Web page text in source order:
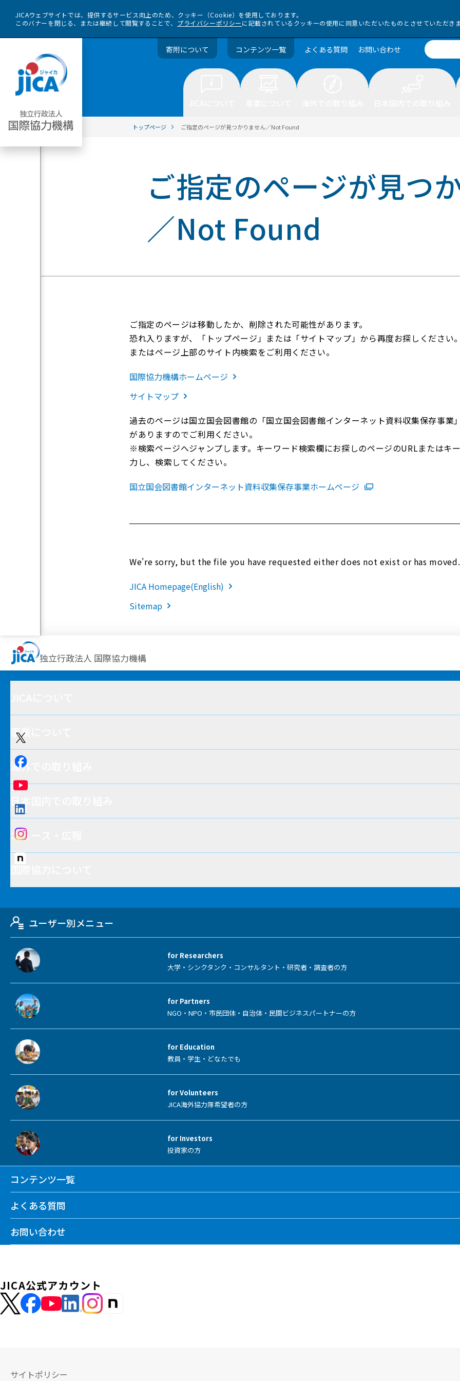
JICAウェブサイトでは、提供するサービス向上のため、クッキー（Cookie）を使用しております。
このバナーを閉じる、または継続して閲覧することで、 プライバシーポリシーに記載されているクッキーの使用に同意いただいたものとさせていただき
寄附について コンテンツ一覧 よくある質問 お問い合わせ
トップページ ご指定のページが見つかりません／Not Found
ご指定のページが見つ
／Not Found
ご指定のページは移動したか、削除された可能性があります。
恐れ入りますが、「トップページ」または「サイトマップ」から再度お探しください
またはページ上部のサイト内検索をご利用ください。
国際協力機構ホームページ
サイトマップ
過去のページは国立国会図書館の「国立国会図書館インターネット資料収集保存事業
がありますのでご利用ください。
※検索ページへジャンプします。キーワード検索欄にお探しのページのURLまたはキ
力し、検索してください。
国立国会図書館インターネット資料収集保存事業ホームページ
We're sorry, but the file you have requested either does not exist or has moved.
JICA Homepage(English)
Sitemap
独立行政法人 国際協力機構
事業について
海外での取り組み
日本国内での取り組み
ニュース・広報
ユーザー別メニュー
for Researchers
大学・シンクタンク・コンサルタント・研究者・調査者の方
for Partners
NGO・NPO・市民団体・自治体・民間ビジネスパートナーの方
for Education
教員・学生・どなたでも
for Volunteers
JICA海外協力隊希望者の方
for Investors
投資家の方
コンテンツ一覧
よくある質問
お問い合わせ
JICA公式アカウント
サイトポリシー